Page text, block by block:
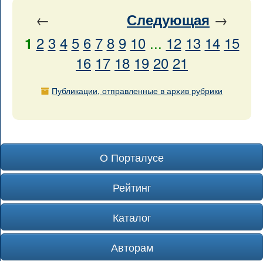
← Следующая →
1 2 3 4 5 6 7 8 9 10... 12 13 14 15
16 17 18 19 20 21
Публикации, отправленные в архив рубрики
О Порталусе
Рейтинг
Каталог
Авторам